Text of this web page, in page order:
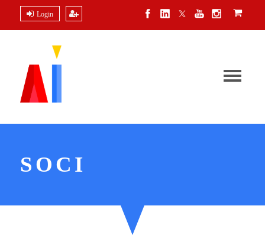
Login
SOCI